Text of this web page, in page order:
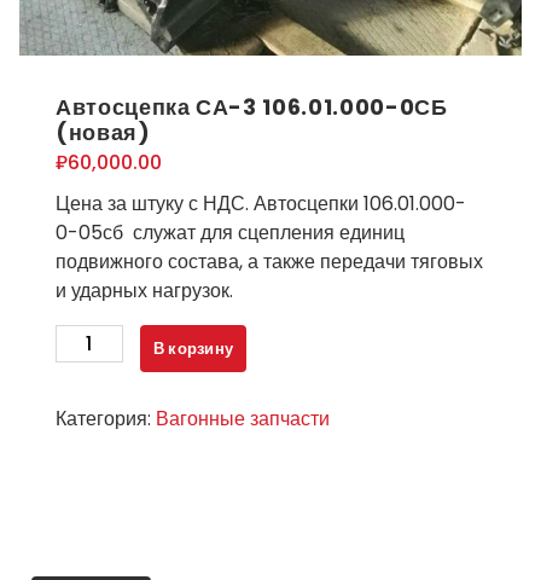
Автосцепка СА-3 106.01.000-0СБ
(новая)
₽60,000.00
Цена за штуку с НДС. Автосцепки 106.01.000-
0-05сб служат для сцепления единиц
подвижного состава, а также передачи тяговых
и ударных нагрузок.
Количество
товара
СА-3
В корзину
Категория: Вагонные запчасти